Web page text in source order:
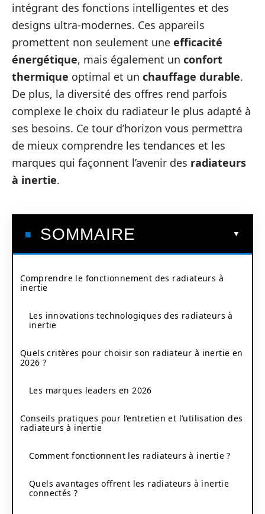
intégrant des fonctions intelligentes et des
designs ultra-modernes. Ces appareils
promettent non seulement une efficacité
énergétique, mais également un confort
thermique optimal et un chauffage durable.
De plus, la diversité des offres rend parfois
complexe le choix du radiateur le plus adapté à
ses besoins. Ce tour d’horizon vous permettra
de mieux comprendre les tendances et les
marques qui façonnent l’avenir des radiateurs
à inertie.
SOMMAIRE
Comprendre le fonctionnement des radiateurs à
inertie
Les innovations technologiques des radiateurs à
inertie
Quels critères pour choisir son radiateur à inertie en
2026 ?
Les marques leaders en 2026
Conseils pratiques pour l’entretien et l’utilisation des
radiateurs à inertie
Comment fonctionnent les radiateurs à inertie ?
Quels avantages offrent les radiateurs à inertie
connectés ?